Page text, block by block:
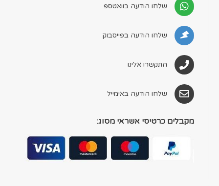
שלחו הודעה בוואטספ
שלחו הודעה בפייסבוק
התקשרו אלינו
שלחו הודעה באימייל
מקבלים כרטיסי אשראי מסוג: